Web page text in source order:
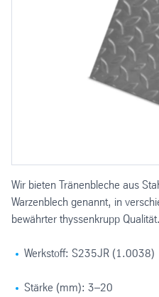
Wir bieten Tränenbleche aus
Warzenblech genannt, in
bewährter thyssenkrupp Qualität.
Werkstoff: S235JR (1.0038)
Stärke (mm): 3–20